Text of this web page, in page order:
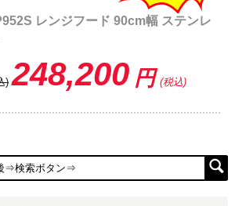
レンジフード 90cm幅 ステンレ
) 248,200 円 (税込)